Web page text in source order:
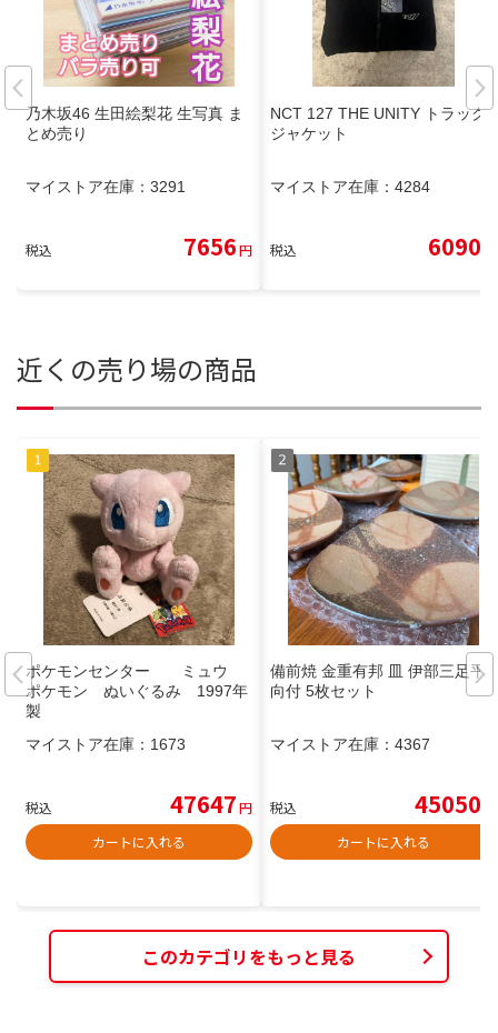
乃木坂46 生田絵梨花 生写真 ま
とめ売り
マイストア在庫： 3291
税込 7656円
NCT 127 THE UNITY トラック
ジャケット
マイストア在庫： 4284
税込 6090
近くの売り場の商品
ポケモンセンター ミュウ
ポケモン ぬいぐるみ 1997年
製
マイストア在庫： 1673
税込 47647円
カートに入れる
備前焼 金重有邦 皿 伊部三足平
向付 5枚セット
マイストア在庫： 4367
税込 45050
カートに入れる
このカテゴリをもっと見る